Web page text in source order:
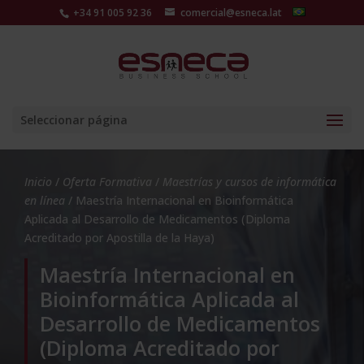
+34 91 005 92 36 comercial@esneca.lat
Seleccionar página
Inicio / Oferta Formativa / Maestrías y cursos de informática
en línea / Maestría Internacional en Bioinformática
Aplicada al Desarrollo de Medicamentos (Diploma
Acreditado por Apostilla de la Haya)
Maestría Internacional en
Bioinformática Aplicada al
Desarrollo de Medicamentos
(Diploma Acreditado por